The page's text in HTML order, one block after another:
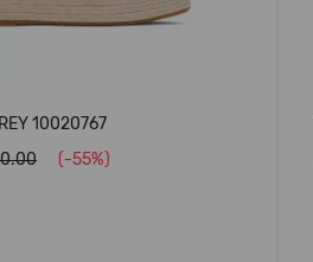
10020767
(-55%)